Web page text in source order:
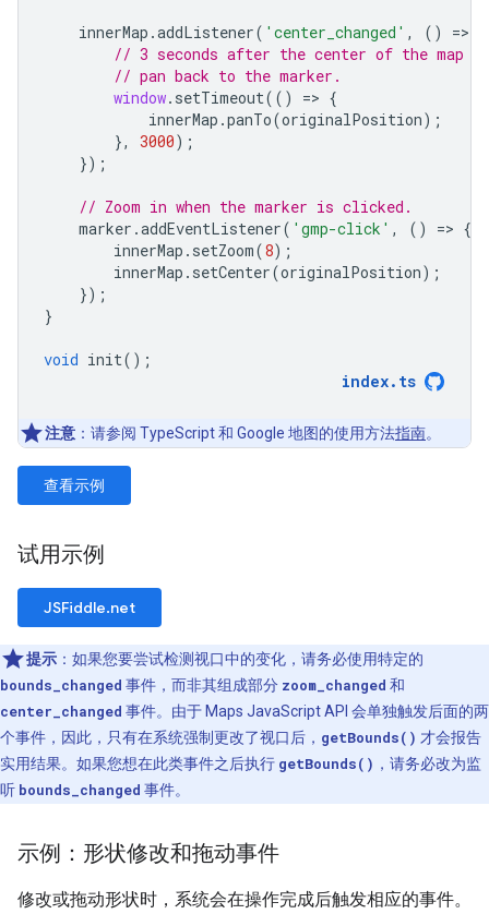
innerMap .addListener( 'center_changed' , () =>
// 3 seconds after the center of the map
// pan back to the marker.
window. setTimeout(() => {
innerMap .panTo(originalPosition);
},
3000);
});
// Zoom in when the marker is clicked.
marker .addEventListener( 'gmp-click' , () => {
innerMap . setZoom(8);
innerMap . setCenter(originalPosition);
});
}
void init();
index. ts
注意 ：请参阅 TypeScript 和 Google 地图的使用方法指南。
查看示例
试用示例
JSFiddle.net
提示 ：如果您要尝试检测视口中的变化，请务必使用特定的
bounds_changed 事件，而非其组成部分 zoom_changed 和
center_changed 事件。由于 Maps JavaScript API 会单独触发后面的两
个事件，因此，只有在系统强制更改了视口后， getBounds() 才会报告
实用结果。如果您想在此类事件之后执行 getBounds() ，请务必改为监
听 bounds_changed 事件。
示例：形状修改和拖动事件
修改或拖动形状时，系统会在操作完成后触发相应的事件。